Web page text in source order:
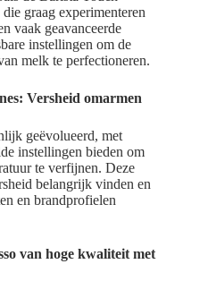
graag experimenteren
vaak geavanceerde
instellingen om de
melk te perfectioneren.
Versheid omarmen
geëvolueerd, met
instellingen bieden om
te verfijnen. Deze
belangrijk vinden en
en brandprofielen
van hoge kwaliteit met